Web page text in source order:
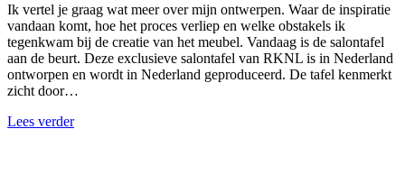
Ik vertel je graag wat meer over mijn ontwerpen. Waar de inspiratie
vandaan komt, hoe het proces verliep en welke obstakels ik
tegenkwam bij de creatie van het meubel. Vandaag is de salontafel
aan de beurt. Deze exclusieve salontafel van RKNL is in Nederland
ontworpen en wordt in Nederland geproduceerd. De tafel kenmerkt
zicht door…
Lees verder